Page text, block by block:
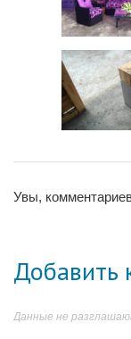
Увы,
Добавить
Данные не